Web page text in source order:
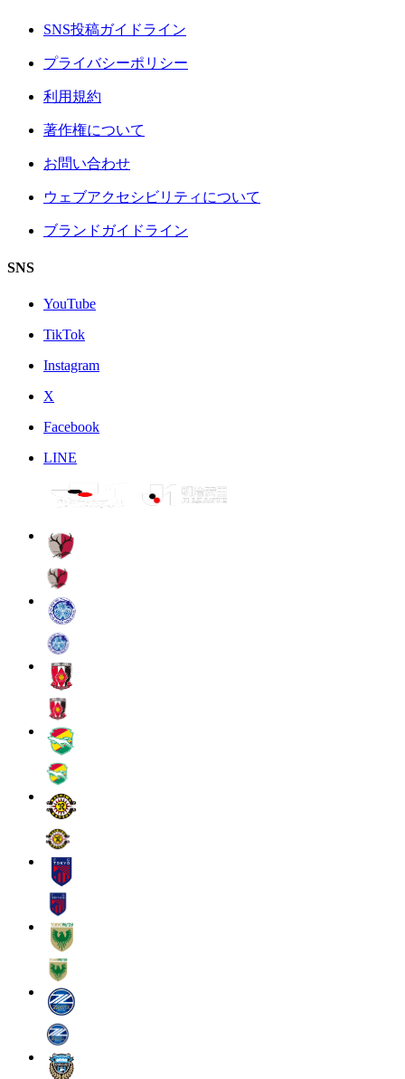
SNS投稿ガイドライン
プライバシーポリシー
利用規約
著作権について
お問い合わせ
ウェブアクセシビリティについて
ブランドガイドライン
SNS
YouTube
TikTok
Instagram
X
Facebook
LINE